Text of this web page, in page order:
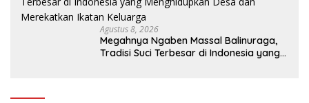
Agustus 8, 2026
Megahnya Ngaben Massal Balinuraga,
Tradisi Suci Terbesar di Indonesia yang